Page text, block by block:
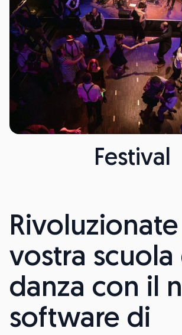
Festival
Rivoluzionate
vostra scuola
danza con il
software di